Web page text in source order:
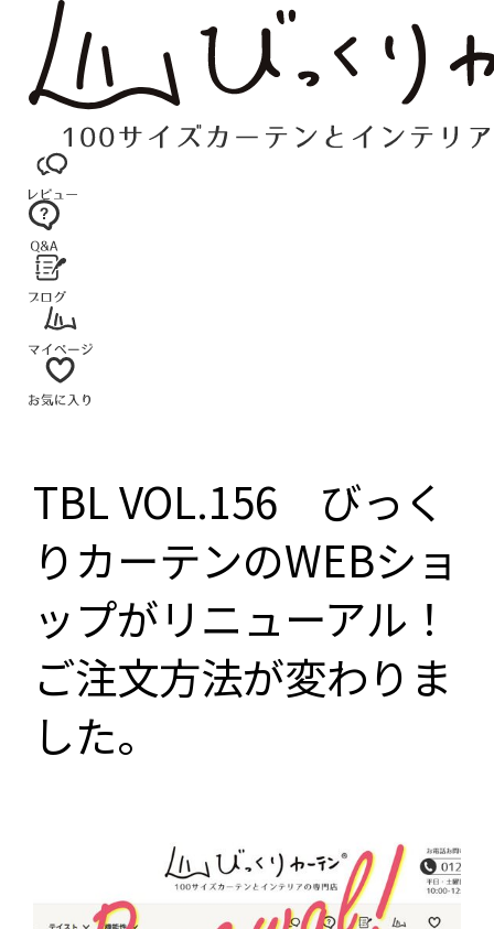
TBL VOL.156 びっく
りカーテンのWEBショ
ップがリニューアル！
ご注文方法が変わりま
した。